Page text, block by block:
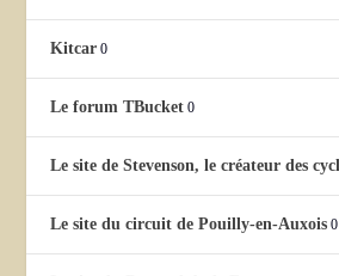
Kitcar 0
Le forum TBucket 0
Le site de Stevenson, le créateur des
Le site du circuit de Pouilly-en-Auxois 0